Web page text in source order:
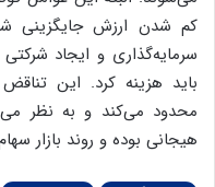
کم شدن ارزش جایگزینی
باید هزینه کرد. این
محدود می‌کند و به نظر
هیجانی بوده و روند بازار